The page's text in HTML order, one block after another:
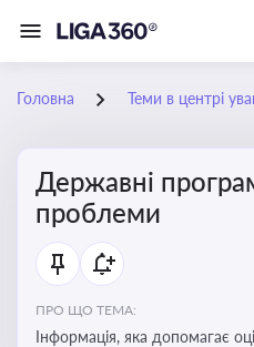
Головна Теми в центрі
Державні
проблеми
ПРО ЩО ТЕМА:
Інформація, яка допомагає